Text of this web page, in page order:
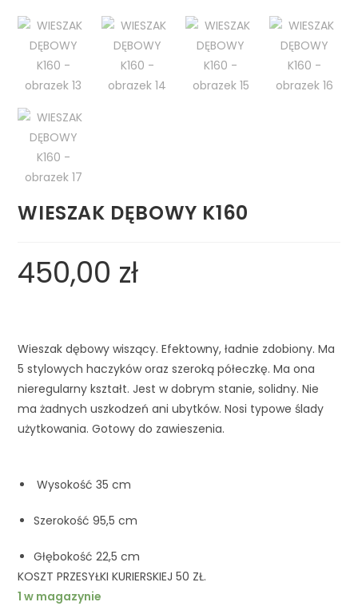
WIESZAK DĘBOWY K160
450,00 zł
Wieszak dębowy wiszący. Efektowny, ładnie zdobiony. Ma
5 stylowych haczyków oraz szeroką półeczkę. Ma ona
nieregularny kształt. Jest w dobrym stanie, solidny. Nie
ma żadnych uszkodzeń ani ubytków. Nosi typowe ślady
użytkowania. Gotowy do zawieszenia.
Wysokość 35 cm
Szerokość 95,5 cm
Głębokość 22,5 cm
KOSZT PRZESYŁKI KURIERSKIEJ 50 ZŁ.
1 w magazynie